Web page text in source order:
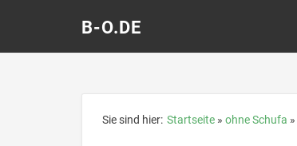
B-O.DE
Sie sind hier: Startseite ohne Schufa